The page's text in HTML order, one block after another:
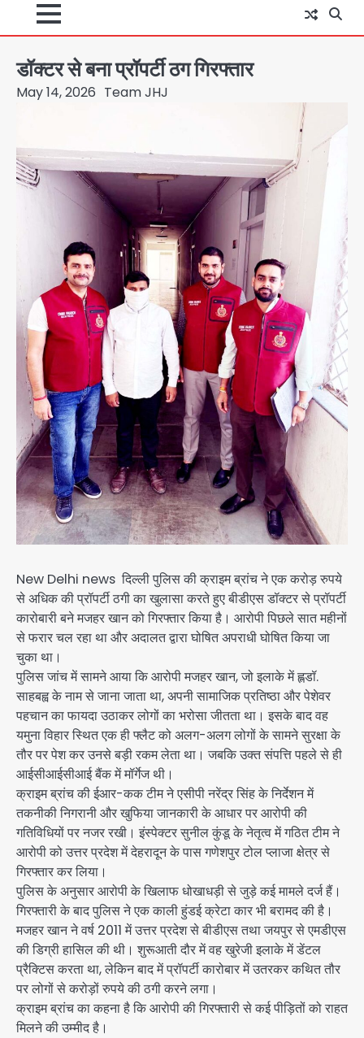
डॉक्टर से बना प्रॉपर्टी ठग गिरफ्तार
May 14, 2026 Team JHJ
New Delhi news दिल्ली पुलिस की क्राइम ब्रांच ने एक करोड़ रुपये
से अधिक की प्रॉपर्टी ठगी का खुलासा करते हुए बीडीएस डॉक्टर से प्रॉपर्टी
कारोबारी बने मजहर खान को गिरफ्तार किया है। आरोपी पिछले सात महीनों
से फरार चल रहा था और अदालत द्वारा घोषित अपराधी घोषित किया जा
चुका था।
पुलिस जांच में सामने आया कि आरोपी मजहर खान, जो इलाके में ह्लडॉ.
साहबह्व के नाम से जाना जाता था, अपनी सामाजिक प्रतिष्ठा और पेशेवर
पहचान का फायदा उठाकर लोगों का भरोसा जीतता था। इसके बाद वह
यमुना विहार स्थित एक ही फ्लैट को अलग-अलग लोगों के सामने सुरक्षा के
तौर पर पेश कर उनसे बड़ी रकम लेता था। जबकि उक्त संपत्ति पहले से ही
आईसीआईसीआई बैंक में मॉर्गेज थी।
क्राइम ब्रांच की ईआर-कक टीम ने एसीपी नरेंद्र सिंह के निर्देशन में
तकनीकी निगरानी और खुफिया जानकारी के आधार पर आरोपी की
गतिविधियों पर नजर रखी। इंस्पेक्टर सुनील कुंडू के नेतृत्व में गठित टीम ने
आरोपी को उत्तर प्रदेश में देहरादून के पास गणेशपुर टोल प्लाजा क्षेत्र से
गिरफ्तार कर लिया।
पुलिस के अनुसार आरोपी के खिलाफ धोखाधड़ी से जुड़े कई मामले दर्ज हैं।
गिरफ्तारी के बाद पुलिस ने एक काली हुंडई क्रेटा कार भी बरामद की है।
मजहर खान ने वर्ष 2011 में उत्तर प्रदेश से बीडीएस तथा जयपुर से एमडीएस
की डिग्री हासिल की थी। शुरूआती दौर में वह खुरेजी इलाके में डेंटल
प्रैक्टिस करता था, लेकिन बाद में प्रॉपर्टी कारोबार में उतरकर कथित तौर
पर लोगों से करोड़ों रुपये की ठगी करने लगा।
क्राइम ब्रांच का कहना है कि आरोपी की गिरफ्तारी से कई पीड़ितों को राहत
मिलने की उम्मीद है।